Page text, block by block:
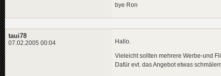
bye Ron
taui78
07.02.2005 00:04 Hallo.
Vieleicht sollten mehrere Werbe-und
Dafür evt. das Angebot etwas